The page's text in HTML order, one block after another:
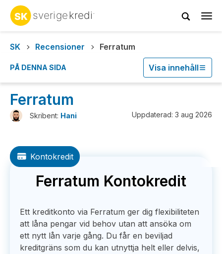
SK
Recensioner Ferratum
PÅ DENNA SIDA Visa innehåll
Ferratum
Skribent: Hani Uppdaterad: 3 aug 2026
Kontokredit
Ferratum Kontokredit
Ett kreditkonto via Ferratum ger dig flexibiliteten
att låna pengar vid behov utan att ansöka om
ett nytt lån varje gång. Du får en beviljad
kreditgräns som du kan utnyttja helt eller delvis,